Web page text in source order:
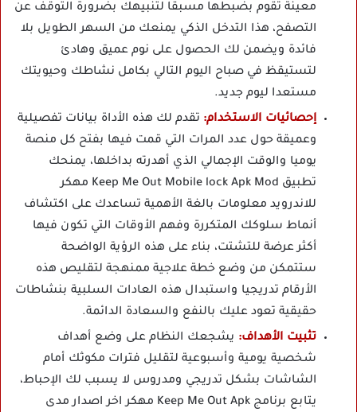
معينة تقوم بضبطها مسبقا لتنبيهك بضرورة التوقف عن
التصفح، هذا التدخل الذكي يمنعك من السهر الطويل بلا
فائدة ويضمن لك الحصول على نوم عميق وهادئ
لتستيقظ في صباح اليوم التالي بكامل نشاطك وحيويتك
مستعدا ليوم جديد.
إحصائيات الاستخدام: تقدم لك هذه الأداة بيانات تفصيلية
وعميقة حول عدد المرات التي قمت فيها بفتح كل منصة
يوميا والوقت الإجمالي الذي أهدرته بداخلها، يمنحك
تطبيق Keep Me Out Mobile lock Apk Mod مهكر
للاندرويد معلومات بالغة الأهمية تساعدك على اكتشاف
أنماط سلوكك المتكررة وفهم الأوقات التي تكون فيها
أكثر عرضة للتشتت، بناء على هذه الرؤية الواضحة
ستتمكن من وضع خطة علاجية ممنهجة لتقليص هذه
الأرقام تدريجيا واستبدال هذه العادات السلبية بنشاطات
حقيقية تعود عليك بالنفع والسعادة الدائمة.
تثبيت الأهداف: يشجعك النظام على وضع أهداف
شخصية يومية وأسبوعية لتقليل فترات مكوثك أمام
الشاشات بشكل تدريجي ومدروس لا يسبب لك الإحباط،
يتابع برنامج Keep Me Out Apk مهكر اخر اصدار مدى